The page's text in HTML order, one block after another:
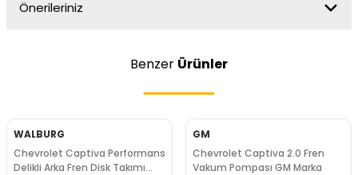
Önerileriniz
Benzer Ürünler
WALBURG
Chevrolet Captiva Performans
Delikli Arka Fren Disk Takımı
GM
Chevrolet Captiva 2.0 Fren
Vakum Pompası GM Marka